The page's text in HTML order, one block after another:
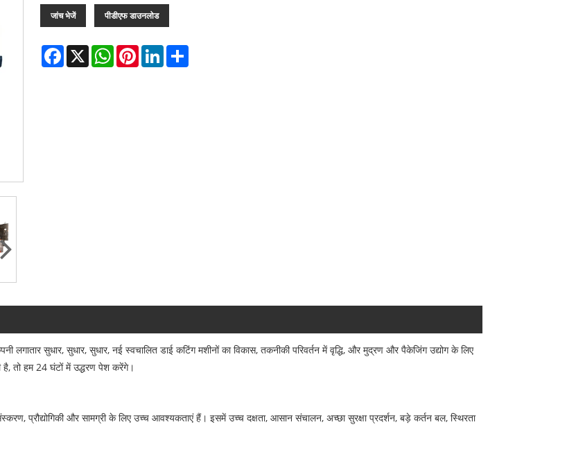
जांच भेजें पीडीएफ डाउनलोड
Facebook
X WhatsAppPinterestLinkedIn
सुधार, सुधार, सुधार, नई स्वचालित डाई कटिंग मशीनों का विकास, तकनीकी परिवर्तन में वृद्धि, और मुद्रण और पैकेजिंग उद्योग के लिए
है, तो हम 24 घंटों में उद्धरण पेश करेंगे।
प्रौद्योगिकी और सामग्री के लिए उच्च आवश्यकताएं हैं। इसमें उच्च दक्षता, आसान संचालन, अच्छा सुरक्षा प्रदर्शन, बड़े कर्तन बल, स्थिरता